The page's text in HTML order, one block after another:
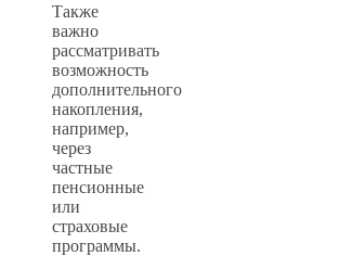
Также
важно
рассматривать
возможность
дополнительного
накопления,
например,
через
частные
пенсионные
или
страховые
программы.